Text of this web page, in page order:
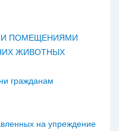
ПОМЕЩЕНИЯМИ
ЖИВОТНЫХ
гражданам
на упреждение